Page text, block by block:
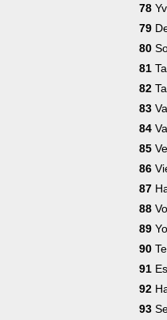
78
79
80
81
82
83
84
85
86
87
88
89
90
91
92
93